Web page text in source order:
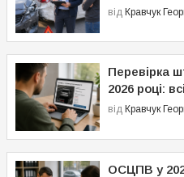
від Кравчук
Перевірка
2026 році:
від Кравчук
ОСЦПВ у